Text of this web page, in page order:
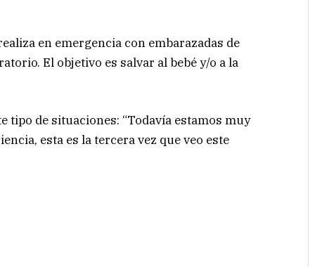
en emergencia con embarazadas de
El objetivo es salvar al bebé y/o a la
tipo de situaciones: “Todavía estamos muy
esta es la tercera vez que veo este